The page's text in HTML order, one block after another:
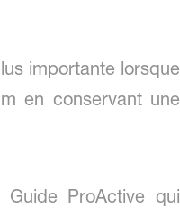
importante lorsque
en conservant une
ProActive qui